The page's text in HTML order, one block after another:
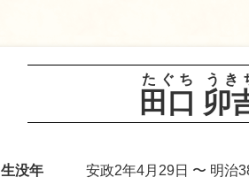
田口
たぐち
卯
うき
生没年
安政2年4月29日 〜 明治